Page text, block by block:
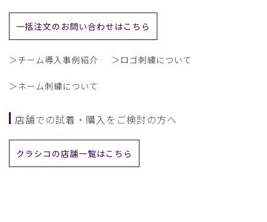
一括注文のお問い合わせはこちら
＞チーム導入事例紹介 ＞ロゴ刺繍について
＞ネーム刺繍について
店舗での試着・購入をご検討の方へ
クラシコの店舗一覧はこちら